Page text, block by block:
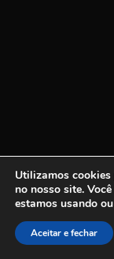
Utilizamos
no nosso site.
estamos usando
Aceitar e fechar